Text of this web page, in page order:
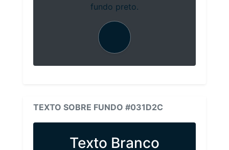
fundo preto.
TEXTO SOBRE FUNDO #031D2C
Texto Branco